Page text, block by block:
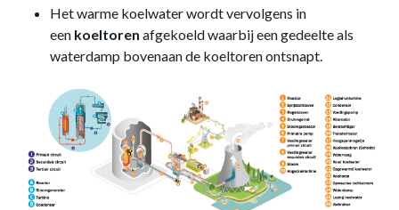
Het warme koelwater wordt vervolgens in
een koeltoren afgekoeld waarbij een gedeelte als
waterdamp bovenaan de koeltoren ontsnapt.